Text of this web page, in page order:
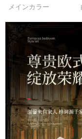
メインカラー